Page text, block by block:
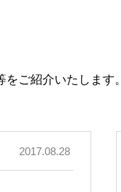
ご紹介いたします。
2017.08.28